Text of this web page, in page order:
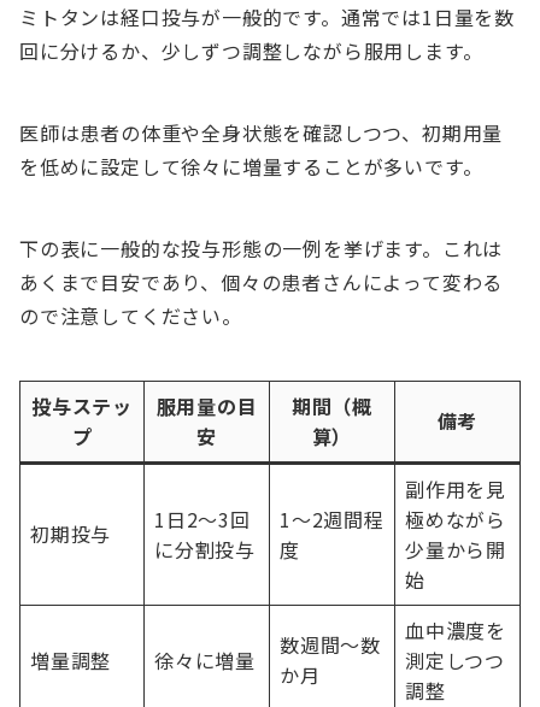
ミトタンは経口投与が一般的です。通常では1日量を数
回に分けるか、少しずつ調整しながら服用します。
医師は患者の体重や全身状態を確認しつつ、初期用量
を低めに設定して徐々に増量することが多いです。
下の表に一般的な投与形態の一例を挙げます。これは
あくまで目安であり、個々の患者さんによって変わる
ので注意してください。
投与ステッ
プ
服用量の目
安
期間（概
算）
備考
初期投与
1日2～3回
に分割投与
1～2週間程
度
副作用を見
極めながら
少量から開
始
増量調整 徐々に増量
数週間～数
か月
血中濃度を
測定しつつ
調整